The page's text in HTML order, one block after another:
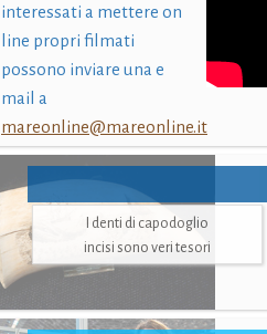
interessati a mettere on
line propri filmati
possono inviare una e
mail a
mareonline@mareonline.it
I denti di capodoglio
incisi sono veri tesori